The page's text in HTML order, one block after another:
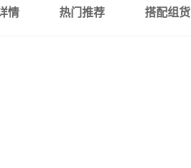
情 热门推荐 搭配组货